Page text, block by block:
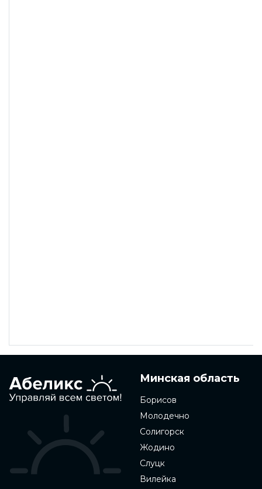
Минская область
Борисов
Молодечно
Солигорск
Жодино
Слуцк
Вилейка